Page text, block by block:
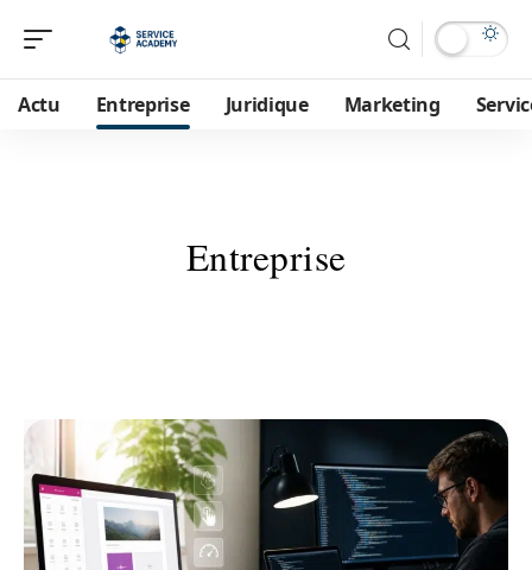
Actu Entreprise Juridique Marketing
Entreprise